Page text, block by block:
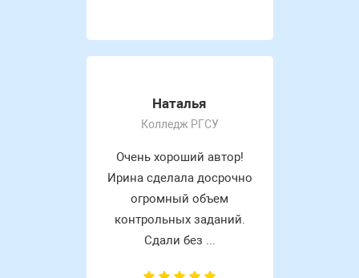
Наталья
Колледж РГСУ
Очень хороший автор!
Ирина сделала досрочно
огромный объем
контрольных заданий.
Сдали без ...